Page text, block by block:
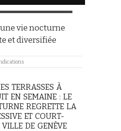
vie nocturne
et diversifiée
TERRASSES À
EN SEMAINE : LE
REGRETTE LA
ET COURT-
DE GENÈVE